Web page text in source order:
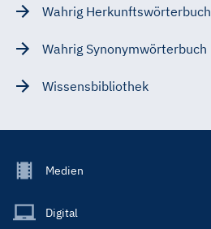
Wahrig Herkunftswörterbuch
Wahrig Synonymwörterbuch
Wissensbibliothek
Footer
Main
Medien
Digital